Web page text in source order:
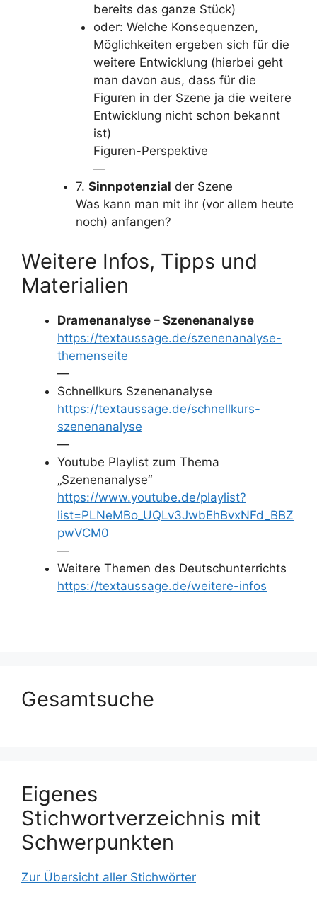
bereits das ganze Stück)
oder: Welche Konsequenzen,
Möglichkeiten ergeben sich für die
weitere Entwicklung (hierbei geht
man davon aus, dass für die
Figuren in der Szene ja die weitere
Entwicklung nicht schon bekannt
ist)
Figuren-Perspektive
—
7. Sinnpotenzial der Szene
Was kann man mit ihr (vor allem heute
noch) anfangen?
Weitere Infos, Tipps und
Materialien
Dramenanalyse – Szenenanalyse
https://textaussage.de/szenenanalyse-
themenseite
—
Schnellkurs Szenenanalyse
https://textaussage.de/schnellkurs-
szenenanalyse
—
Youtube Playlist zum Thema
„Szenenanalyse“
https://www.youtube.de/playlist?
list=PLNeMBo_UQLv3JwbEhBvxNFd_BBZ
pwVCM0
—
Weitere Themen des Deutschunterrichts
https://textaussage.de/weitere-infos
Gesamtsuche
Eigenes
Stichwortverzeichnis mit
Schwerpunkten
Zur Übersicht aller Stichwörter